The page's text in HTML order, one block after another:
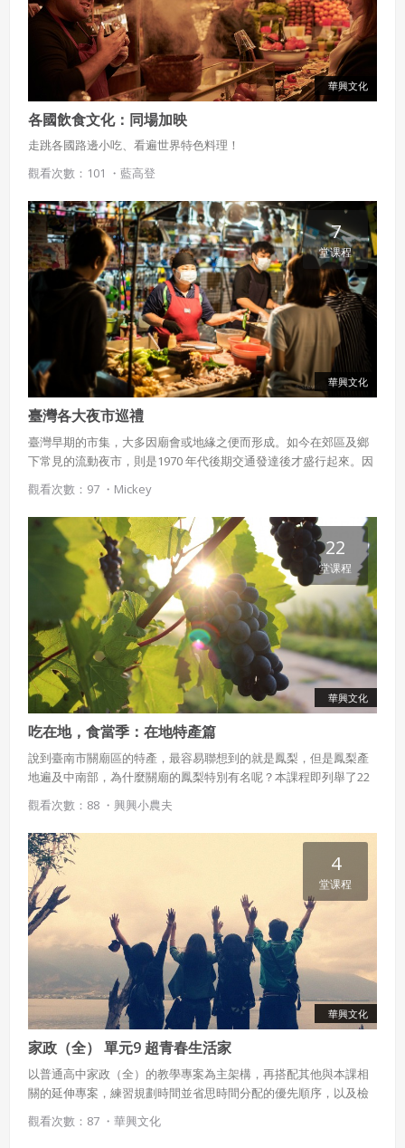
華興文化
各國飲食文化：同場加映
走跳各國路邊小吃、看遍世界特色料理！
觀看次數：101 ・ 藍高登
華興文化
7
堂课程
臺灣各大夜市巡禮
臺灣早期的市集，大多因廟會或地緣之便而形成。如今在郊區及鄉
下常見的流動夜市，則是1970 年代後期交通發達後才盛行起來。因
此對生長在臺灣的人們而言，晚上到夜市填飽肚子、逛逛攤位，感
受人擠人的熱鬧氣氛，是再日常不過的事！
觀看次數：97 ・ Mickey
華興文化
22
堂课程
吃在地，食當季：在地特產篇
說到臺南市關廟區的特產，最容易聯想到的就是鳳梨，但是鳳梨產
地遍及中南部，為什麼關廟的鳳梨特別有名呢？本課程即列舉了22
種臺灣各地知名的農產品，包含三星蔥、池上米、大湖草莓、旗山
香蕉等，一一介紹它們走紅的原因！
觀看次數：88 ・ 興興小農夫
華興文化
4
堂课程
家政（全） 單元9 超青春生活家
以普通高中家政（全）的教學專案為主架構，再搭配其他與本課相
關的延伸專案，練習規劃時間並省思時間分配的優先順序，以及檢
視採購計畫或行為，學習理性消費，思考關於金錢的描述是否合
理，以澄清金錢的真正價值。
觀看次數：87 ・ 華興文化
使用 Facebook 帳號登入
使用 Google 帳號登入
還沒有註冊帳號嗎？點擊立刻註冊
想起密碼了嗎？點擊
使用 Facebook 帳號註冊
使用 Google 帳號註冊
已經有註冊帳號了嗎？點擊立刻登入
緣會員有意願吉寶知識系統（本系統），經註冊本
系統表示您同意會員合約：
一、定義條款
授權內容：係指吉寶系統有限公司（吉寶系統公司）所有或
經授權使用而置放於吉寶知識系統網站或系統內之著作物。
衍生著作：係指就授權內容改作之創作。
二、會員規範
會員同意遵守本系統之會員規範、著作權條款及隱私權政
策。
違反前項約定者，本系統得終止會員資格。
三、著作權授權
會員得於本系統內使用授權內容，除經著作權人有標示採取
創用CC授權或其他授權者，會員不得重製、轉載、散布或類
似方法流通授權內容。
本系統防盜拷措施或類似措施，會員不得予以破解、破壞或
以其他方法規避。
會員使用本系統之費用，由吉寶系統公司定之並按月收取。
吉寶系統公司得不定期公告與調整費用。
我同意上述會員條款
同意上述條款，確定註冊